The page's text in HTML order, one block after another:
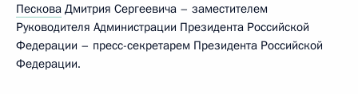
Пескова Дмитрия Сергеевича – заместителем
Руководителя Администрации Президента Российской
Федерации – пресс-секретарем Президента Российской
Федерации.